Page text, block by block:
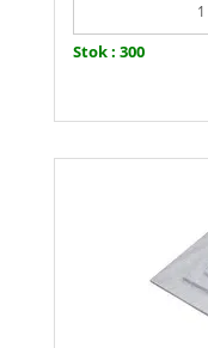
Stok : 300